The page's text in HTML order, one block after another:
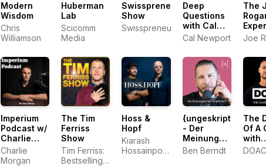
Modern
Wisdom
Chris
Williamson
Huberman
Lab
Scicomm
Media
Swisspreneur
Show
Swisspreneur
Deep
Questions
with Cal
Newport
Cal Newport
The
Joe
Imperium
Podcast w/
Charlie
Morgan
Charlie
Morgan
The Tim
Ferriss
Show
Tim Ferriss:
Bestselling
Hoss &
Hopf
Kiarash
Hossainpour,
{ungeskriptet}
- Der
Meinungsfreiheit
verpflichtet.
Ben Berndt
The
Of A
with
DOAC